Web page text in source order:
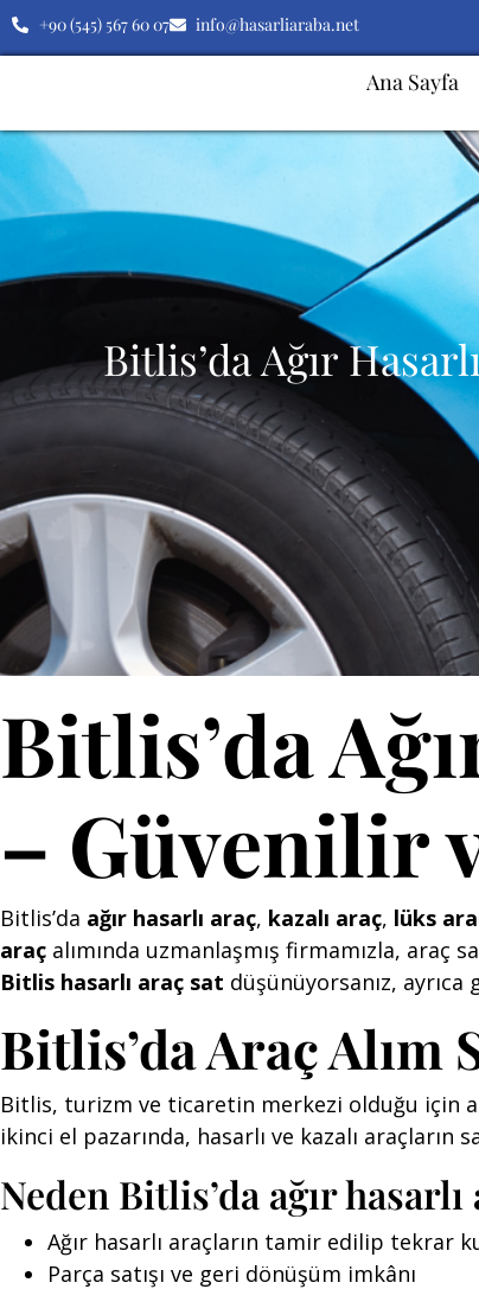
+90 (545) 567 60 07 info@hasarliaraba.net
Ana Sayfa
Bitlis’da Ağır
Bitlis’da
– Güvenilir
Bitlis’da ağır hasarlı araç, kazalı araç, lüks
araç alımında uzmanlaşmış firmamızla, araç
Bitlis hasarlı araç sat düşünüyorsanız, ayrıca
Bitlis’da Araç Alım
Bitlis, turizm ve ticaretin merkezi olduğu için
ikinci el pazarında, hasarlı ve kazalı
Neden Bitlis’da ağır
Ağır hasarlı araçların tamir edilip tekrar
Parça satışı ve geri dönüşüm imkânı